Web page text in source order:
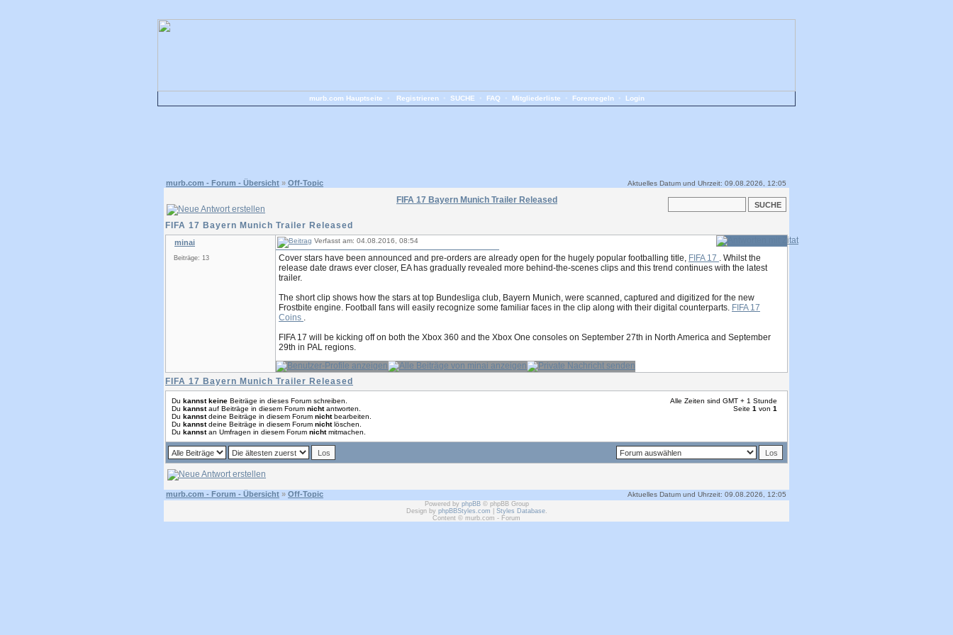
murb.com Hauptseite Registrieren• SUCHE FAQ Mitgliederliste Forenregeln• Login
murb.com - Forum - Übersicht » Off-Topic Aktuelles Datum und Uhrzeit: 09.08.2026, 12:05
FIFA 17 Bayern Munich Trailer Released
FIFA 17 Bayern Munich Trailer Released
minai
Beiträge: 13
Verfasst am: 04.08.2016, 08:54
Cover stars have been announced and pre-orders are already open for the hugely popular footballing title, FIFA 17 . Whilst the
release date draws ever closer, EA has gradually revealed more behind-the-scenes clips and this trend continues with the latest
trailer.
The short clip shows how the stars at top Bundesliga club, Bayern Munich, were scanned, captured and digitized for the new
Frostbite engine. Football fans will easily recognize some familiar faces in the clip along with their digital counterparts. FIFA 17
Coins .
FIFA 17 will be kicking off on both the Xbox 360 and the Xbox One consoles on September 27th in North America and September
29th in PAL regions.
FIFA 17 Bayern Munich Trailer Released
Du kannst keine Beiträge in dieses Forum schreiben.
Du kannstauf Beiträge in diesem Forum nichtantworten.
Du kannstdeine Beiträge in diesem Forum nichtbearbeiten.
Du kannstdeine Beiträge in diesem Forum nichtlöschen.
Du kannstan Umfragen in diesem Forum nichtmitmachen.
Alle Zeiten sind GMT + 1 Stunde
Seite 1 von 1
murb.com - Forum - Übersicht » Off-Topic Aktuelles Datum und Uhrzeit: 09.08.2026, 12:05
Powered by phpBB© phpBB Group
Design by phpBBStyles.com Styles Database.
Content © murb.com - Forum